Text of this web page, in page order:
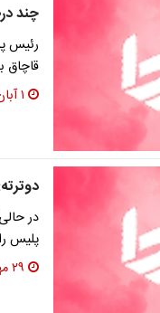
چند
قاچاق
۱ آبان ۱۳۹۶
در
پلیس
۲۹ مهر ۱۳۹۶